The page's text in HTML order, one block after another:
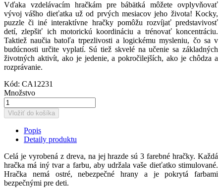
Vďaka vzdelávacím hračkám pre bábätká môžete ovplyvňovať
vývoj vášho dieťatka už od prvých mesiacov jeho života! Kocky,
puzzle či iné interaktívne hračky pomôžu rozvíjať predstavivosť
detí, zlepšiť ich motorickú koordináciu a trénovať koncentráciu.
Taktiež naučia batoľa trpezlivosti a logickému mysleniu, čo sa v
budúcnosti určite vyplatí. Sú tiež skvelé na učenie sa základných
životných aktivít, ako je jedenie, a pokročilejších, ako je chôdza a
rozprávanie.
Kód: CA12231
Množstvo
Vložiť do košíka
Popis
Detaily produktu
Celá je vyrobená z dreva, na jej hrazde sú 3 farebné hračky. Každá
hračka má iný tvar a farbu, aby udržala vaše dieťatko stimulované.
Hračka nemá ostré, nebezpečné hrany a je pokrytá farbami
bezpečnými pre deti.